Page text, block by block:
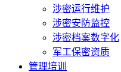
涉密运行维护
涉密安防监控
涉密档案数字化
军工保密资质
管理培训